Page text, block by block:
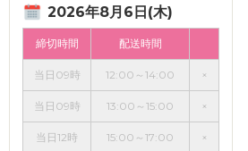
2026年8月6日(木)
締切時間 配送時間
当日09時 12:00～14:00 ×
当日09時 13:00～15:00 ×
当日12時 15:00～17:00 ×